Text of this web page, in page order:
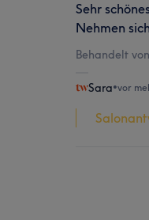
Sehr
Nehmen
Behandelt
Sara•vor